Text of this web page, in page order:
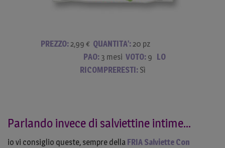
PREZZO:2,99 € QUANTITA’:20 pz
PAO: 3 mesi VOTO: 9
LO
RICOMPRERESTI:Sì
Parlando invece di salviettine intime…
io vi consiglio queste, sempre della FRIA Salviette Con